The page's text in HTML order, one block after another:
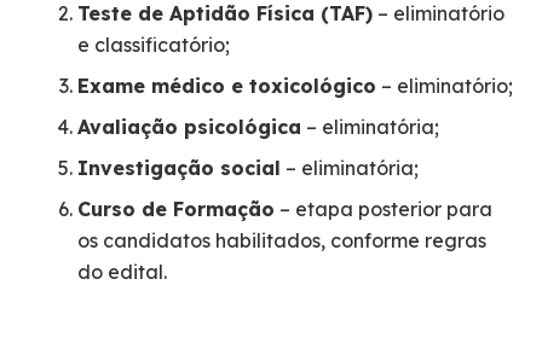
Teste de Aptidão Física (TAF) – eliminatório
e classificatório;
Exame médico e toxicológico – eliminatório;
Avaliação psicológica – eliminatória;
Investigação social – eliminatória;
Curso de Formação – etapa posterior para
os candidatos habilitados, conforme regras
do edital.